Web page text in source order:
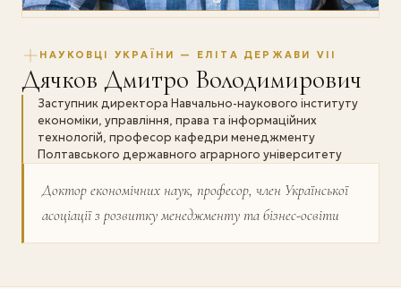
НАУКОВЦІ УКРАЇНИ — ЕЛІТА ДЕРЖАВИ VII
Дячков Дмитро Володимирович
Заступник директора Навчально-наукового інституту
економіки, управління, права та інформаційних
технологій, професор кафедри менеджменту
Полтавського державного аграрного університету
Доктор економічних наук, професор, член Української
асоціації з розвитку менеджменту та бізнес-освіти